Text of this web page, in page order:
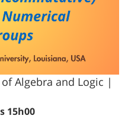
Algebra and Logic |
15h00